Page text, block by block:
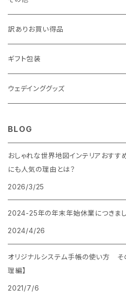
訳ありお買い得品
ギフト包装
ウェデインググッズ
BLOG
おしゃれな世界地図インテリアおすす
にも人気の理由とは？
2026/3/25
2024-25年の年末年始休業につきま
2024/4/26
オリジナルシステム手帳の使い方 そ
理編】
2021/7/6